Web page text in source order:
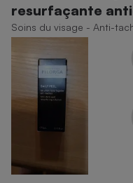
resurfaçante
Soins du visage - Anti-